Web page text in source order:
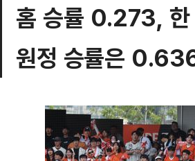
홈 승률 0.273, 한
원정 승률은